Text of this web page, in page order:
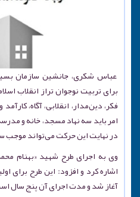
عباس شکری، جانشین سازمان
برای تربیت نوجوان تراز انقلاب
فکر، دین‌مدار، انقلابی، آگاه،
امر باید سه نهاد مسجد، خانه و
در نهایت این حرکت می‌تواند
آغاز شد و مدت اجرای آن پنج سال